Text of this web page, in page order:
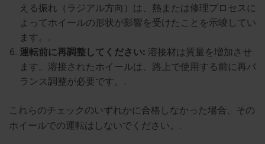
える振れ（ラジアル方向）は、熱または修理プロセスに
よってホイールの形状が影響を受けたことを示唆してい
ます。.
運転前に再調整してください: 溶接材は質量を増加させ
ます。溶接されたホイールは、路上で使用する前に再バ
ランス調整が必要です。.
これらのチェックのいずれかに合格しなかった場合、その
ホイールでの運転はしないでください。.